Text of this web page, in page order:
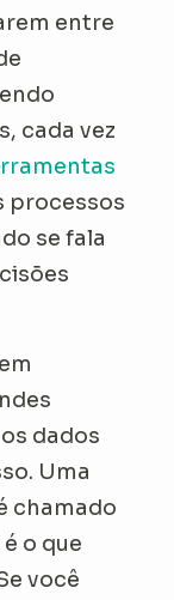
entre
cada vez
processos
se fala
dados
Uma
chamado
o que
você